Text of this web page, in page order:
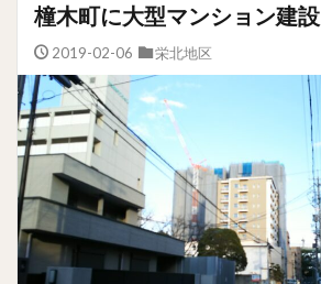
橦木町に大型マンション建設
2019-02-06 栄北地区